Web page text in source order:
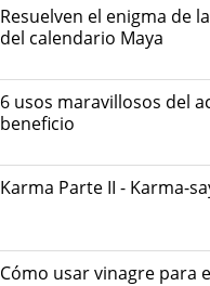
Resuelven el enigma de
del calendario Maya
6 usos maravillosos del
beneficio
Karma Parte II - Karma-
Cómo usar vinagre para